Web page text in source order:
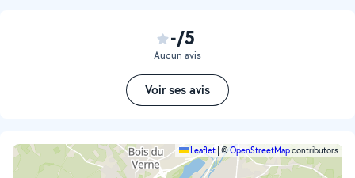
-/5
Aucun avis
Voir ses avis
Leaflet ©OpenStreetMapcontributors